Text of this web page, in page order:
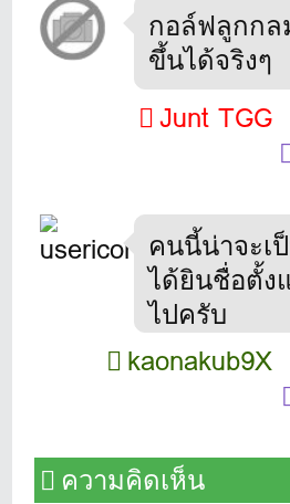
กอล์ฟลูกกล
ขึ้นได้จริงๆ
Junt TGG
คนนี้น่าจะเ
ได้ยินชื่อตั้ง
ไปครับ
kaonakub9X
ความคิดเห็น